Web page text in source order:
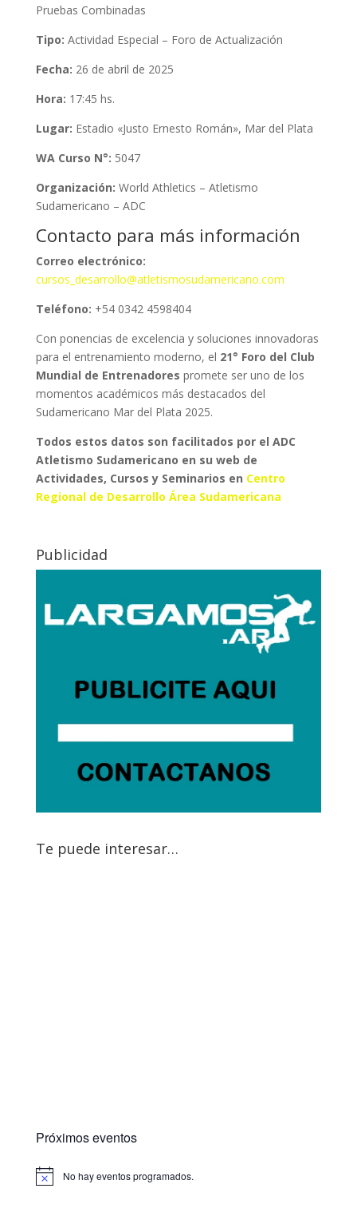
Pruebas Combinadas
Tipo: Actividad Especial – Foro de Actualización
Fecha: 26 de abril de 2025
Hora: 17:45 hs.
Lugar: Estadio «Justo Ernesto Román», Mar del Plata
WA Curso N°: 5047
Organización: World Athletics – Atletismo
Sudamericano – ADC
Contacto para más información
Correo electrónico:
cursos_desarrollo@atletismosudamericano.com
Teléfono: +54 0342 4598404
Con ponencias de excelencia y soluciones innovadoras
para el entrenamiento moderno, el 21° Foro del Club
Mundial de Entrenadores promete ser uno de los
momentos académicos más destacados del
Sudamericano Mar del Plata 2025.
Todos estos datos son facilitados por el ADC
Atletismo Sudamericano en su web de
Actividades, Cursos y Seminarios en Centro
Regional de Desarrollo Área Sudamericana
Publicidad
Te puede interesar…
Próximos eventos
No hay eventos programados.